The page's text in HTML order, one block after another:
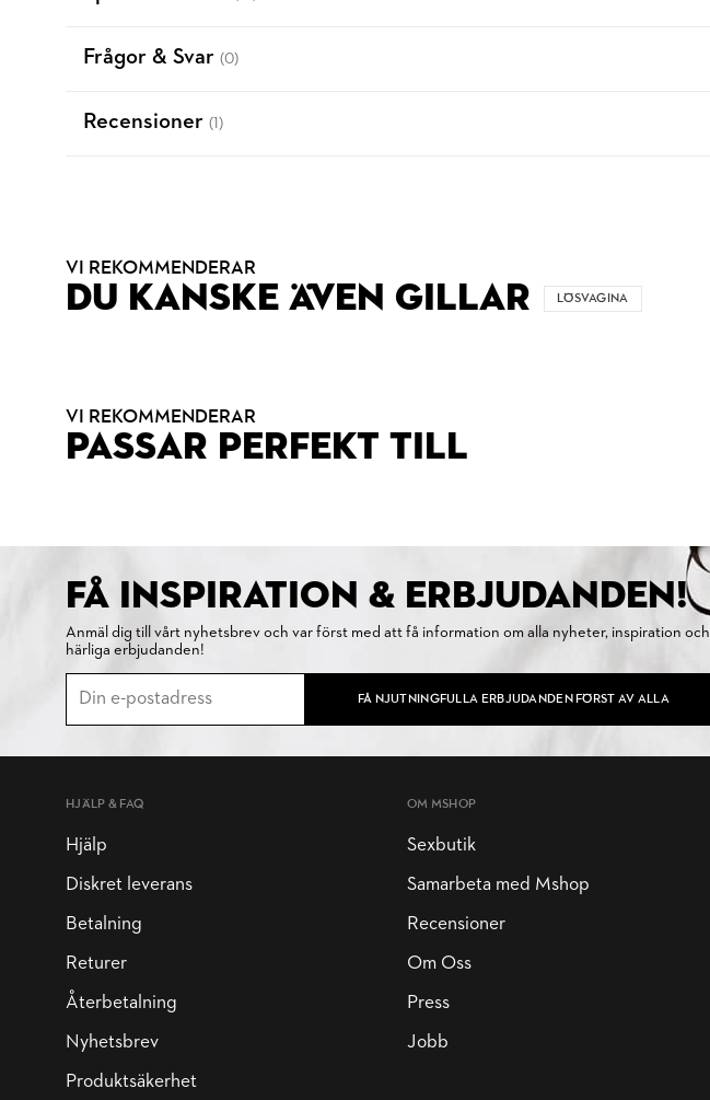
Frågor & Svar (0)
Recensioner (1)
VI REKOMMENDERAR
DU KANSKE ÄVEN GILLAR LÖSVAGINA
VI REKOMMENDERAR
PASSAR PERFEKT TILL
FÅ INSPIRATION & ERBJUDANDEN!
Anmäl dig till vårt nyhetsbrev och var först med att få information om alla nyheter, inspiration och
härliga erbjudanden!
FÅ NJUTNINGFULLA ERBJUDANDEN FÖRST AV ALLA
HJÄLP & FAQ
Hjälp
Diskret leverans
Betalning
Returer
Återbetalning
Nyhetsbrev
Produktsäkerhet
OM MSHOP
Sexbutik
Samarbeta med Mshop
Recensioner
Om Oss
Press
Jobb